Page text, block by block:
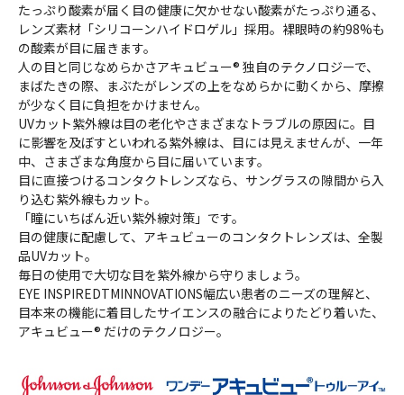
たっぷり酸素が届く目の健康に欠かせない酸素がたっぷり通る、
レンズ素材「シリコーンハイドロゲル」採用。裸眼時の約98%も
の酸素が目に届きます。
人の目と同じなめらかさアキュビュー® 独自のテクノロジーで、
まばたきの際、まぶたがレンズの上をなめらかに動くから、摩擦
が少なく目に負担をかけません。
UVカット紫外線は目の老化やさまざまなトラブルの原因に。目
に影響を及ぼすといわれる紫外線は、目には見えませんが、一年
中、さまざまな角度から目に届いています。
目に直接つけるコンタクトレンズなら、サングラスの隙間から入
り込む紫外線もカット。
「瞳にいちばん近い紫外線対策」です。
目の健康に配慮して、アキュビューのコンタクトレンズは、全製
品UVカット。
毎日の使用で大切な目を紫外線から守りましょう。
EYE INSPIREDTMINNOVATIONS幅広い患者のニーズの理解と、
目本来の機能に着目したサイエンスの融合によりたどり着いた、
アキュビュー® だけのテクノロジー。